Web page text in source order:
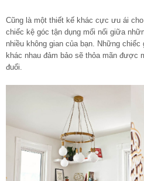
Cũng là một thiết kế khác cực ưu ái
chiếc kệ góc tận dụng mối nối giữa
nhiều không gian của bạn. Những
khác nhau đảm bảo sẽ thỏa mãn được
đuổi.